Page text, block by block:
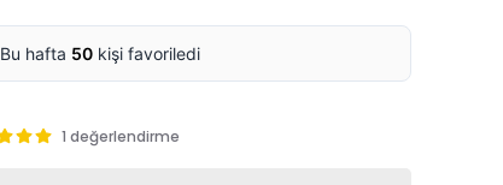
Bu hafta 50 kişi favoriledi
1 değerlendirme